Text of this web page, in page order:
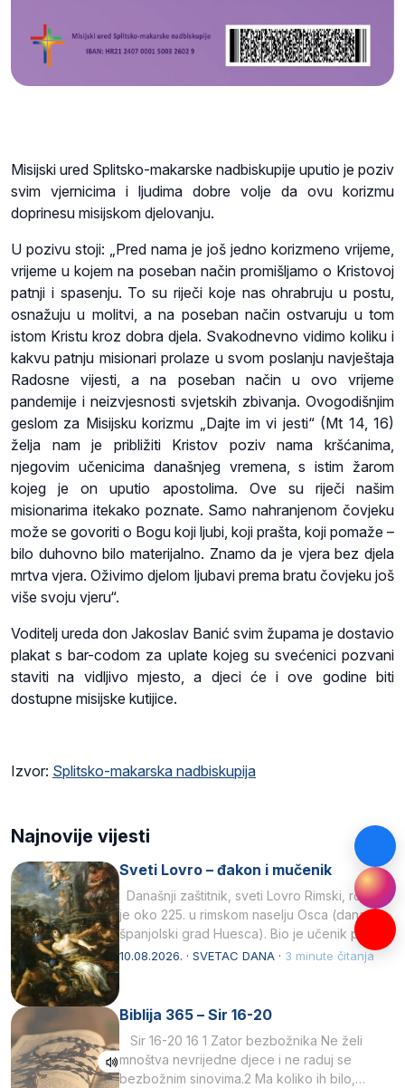
Misijski ured Splitsko-makarske nadbiskupije uputio je poziv
svim vjernicima i ljudima dobre volje da ovu korizmu
doprinesu misijskom djelovanju.
U pozivu stoji: „Pred nama je još jedno korizmeno vrijeme,
vrijeme u kojem na poseban način promišljamo o Kristovoj
patnji i spasenju. To su riječi koje nas ohrabruju u postu,
osnažuju u molitvi, a na poseban način ostvaruju u tom
istom Kristu kroz dobra djela. Svakodnevno vidimo koliku i
kakvu patnju misionari prolaze u svom poslanju navještaja
Radosne vijesti, a na poseban način u ovo vrijeme
pandemije i neizvjesnosti svjetskih zbivanja. Ovogodišnjim
geslom za Misijsku korizmu „Dajte im vi jesti“ (Mt 14, 16)
želja nam je približiti Kristov poziv nama kršćanima,
njegovim učenicima današnjeg vremena, s istim žarom
kojeg je on uputio apostolima. Ove su riječi našim
misionarima itekako poznate. Samo nahranjenom čovjeku
može se govoriti o Bogu koji ljubi, koji prašta, koji pomaže –
bilo duhovno bilo materijalno. Znamo da je vjera bez djela
mrtva vjera. Oživimo djelom ljubavi prema bratu čovjeku još
više svoju vjeru“.
Voditelj ureda don Jakoslav Banić svim župama je dostavio
plakat s bar-codom za uplate kojeg su svećenici pozvani
staviti na vidljivo mjesto, a djeci će i ove godine biti
dostupne misijske kutijice.
Izvor: Splitsko-makarska nadbiskupija
Najnovije vijesti
Sveti Lovro – đakon i mučenik
Današnji zaštitnik, sveti Lovro Rimski, rođen
je oko 225. u rimskom naselju Osca (danas
španjolski grad Huesca). Bio je učenik pape…
10.08.2026. · SVETAC DANA · 3 minute čitanja
Biblija 365 – Sir 16-20
Sir 16-20 16 1 Zator bezbožnika Ne želi
mnoštva nevrijedne djece i ne raduj se
bezbožnim sinovima.2 Ma koliko ih bilo,…